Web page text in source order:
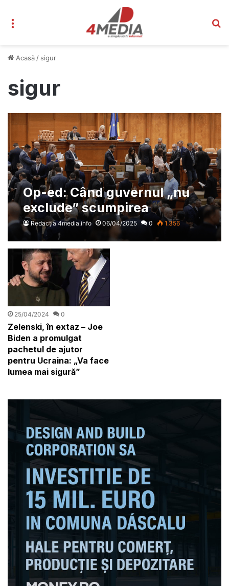
Acasă / sigur
sigur
Op-ed: Când guvernul „nu
exclude” scumpirea
energiei, să înțelegem că
vine sigur
Redacția 4media.info 06/04/2025 0 1.356
25/04/2024 0
Zelenski, în extaz – Joe
Biden a promulgat
pachetul de ajutor
pentru Ucraina: „Va face
lumea mai sigură”